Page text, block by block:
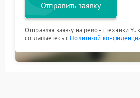
Отправить заявку
Отправляя заявку на ремонт техники
соглашаетесь с Политикой